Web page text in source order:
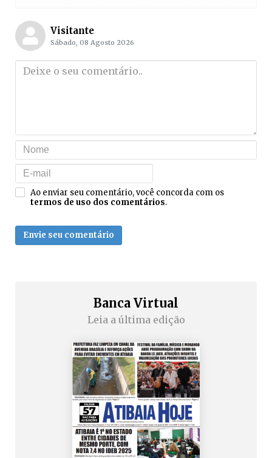
Visitante
Sábado, 08 Agosto 2026
Ao enviar seu comentário, você concorda com os
termos de uso dos comentários.
Envie seu comentário
Banca Virtual
Leia a última edição